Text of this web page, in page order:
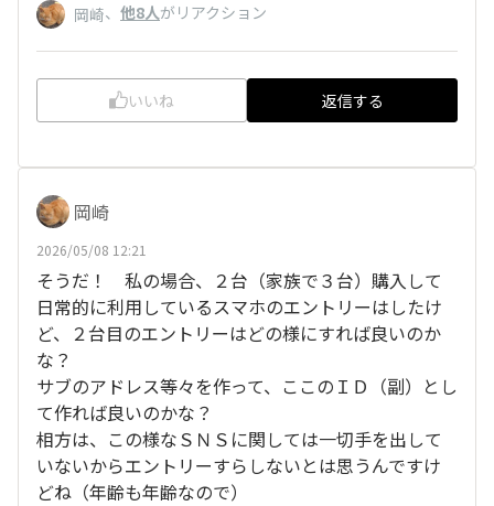
岡崎、 他8人がリアクション
いいね 返信する
岡崎
2026/05/08 12:21
そうだ！ 私の場合、２台（家族で３台）購入して
日常的に利用しているスマホのエントリーはしたけ
ど、２台目のエントリーはどの様にすれば良いのか
な？
サブのアドレス等々を作って、ここのＩＤ（副）とし
て作れば良いのかな？
相方は、この様なＳＮＳに関しては一切手を出して
いないからエントリーすらしないとは思うんですけ
どね（年齢も年齢なので）